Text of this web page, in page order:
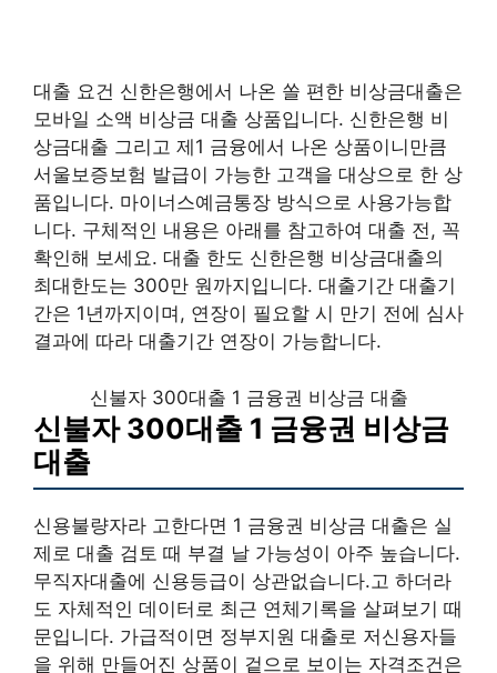
대출 요건 신한은행에서 나온 쏠 편한 비상금대출은
모바일 소액 비상금 대출 상품입니다. 신한은행 비
상금대출 그리고 제1 금융에서 나온 상품이니만큼
서울보증보험 발급이 가능한 고객을 대상으로 한 상
품입니다. 마이너스예금통장 방식으로 사용가능합
니다. 구체적인 내용은 아래를 참고하여 대출 전, 꼭
확인해 보세요. 대출 한도 신한은행 비상금대출의
최대한도는 300만 원까지입니다. 대출기간 대출기
간은 1년까지이며, 연장이 필요할 시 만기 전에 심사
결과에 따라 대출기간 연장이 가능합니다.
신불자 300대출 1 금융권 비상금 대출
신불자 300대출 1 금융권 비상금
대출
신용불량자라 고한다면 1 금융권 비상금 대출은 실
제로 대출 검토 때 부결 날 가능성이 아주 높습니다.
무직자대출에 신용등급이 상관없습니다.고 하더라
도 자체적인 데이터로 최근 연체기록을 살펴보기 때
문입니다. 가급적이면 정부지원 대출로 저신용자들
을 위해 만들어진 상품이 겉으로 보이는 자격조건은